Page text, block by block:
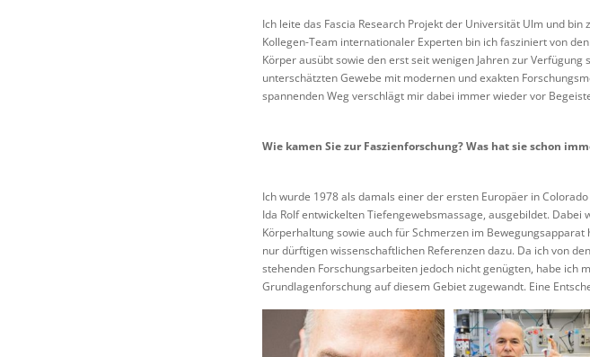
Ich leite das Fascia Research Projekt der Universität Ulm und
Kollegen-Team internationaler Experten bin ich fasziniert von
Körper ausübt sowie den erst seit wenigen Jahren zur
unterschätzten Gewebe mit modernen und exakten
spannenden Weg verschlägt mir dabei immer wieder vor
Wie kamen Sie zur Faszienforschung? Was hat sie schon
Ich wurde 1978 als damals einer der ersten Europäer in
Ida Rolf entwickelten Tiefengewebsmassage, ausgebildet.
Körperhaltung sowie auch für Schmerzen im
nur dürftigen wissenschaftlichen Referenzen dazu. Da ich von
stehenden Forschungsarbeiten jedoch nicht genügten, habe ich
Grundlagenforschung auf diesem Gebiet zugewandt. Eine